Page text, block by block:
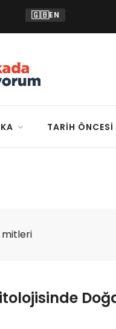
🇬🇧EN
TARIH ÖNCESI
mitleri